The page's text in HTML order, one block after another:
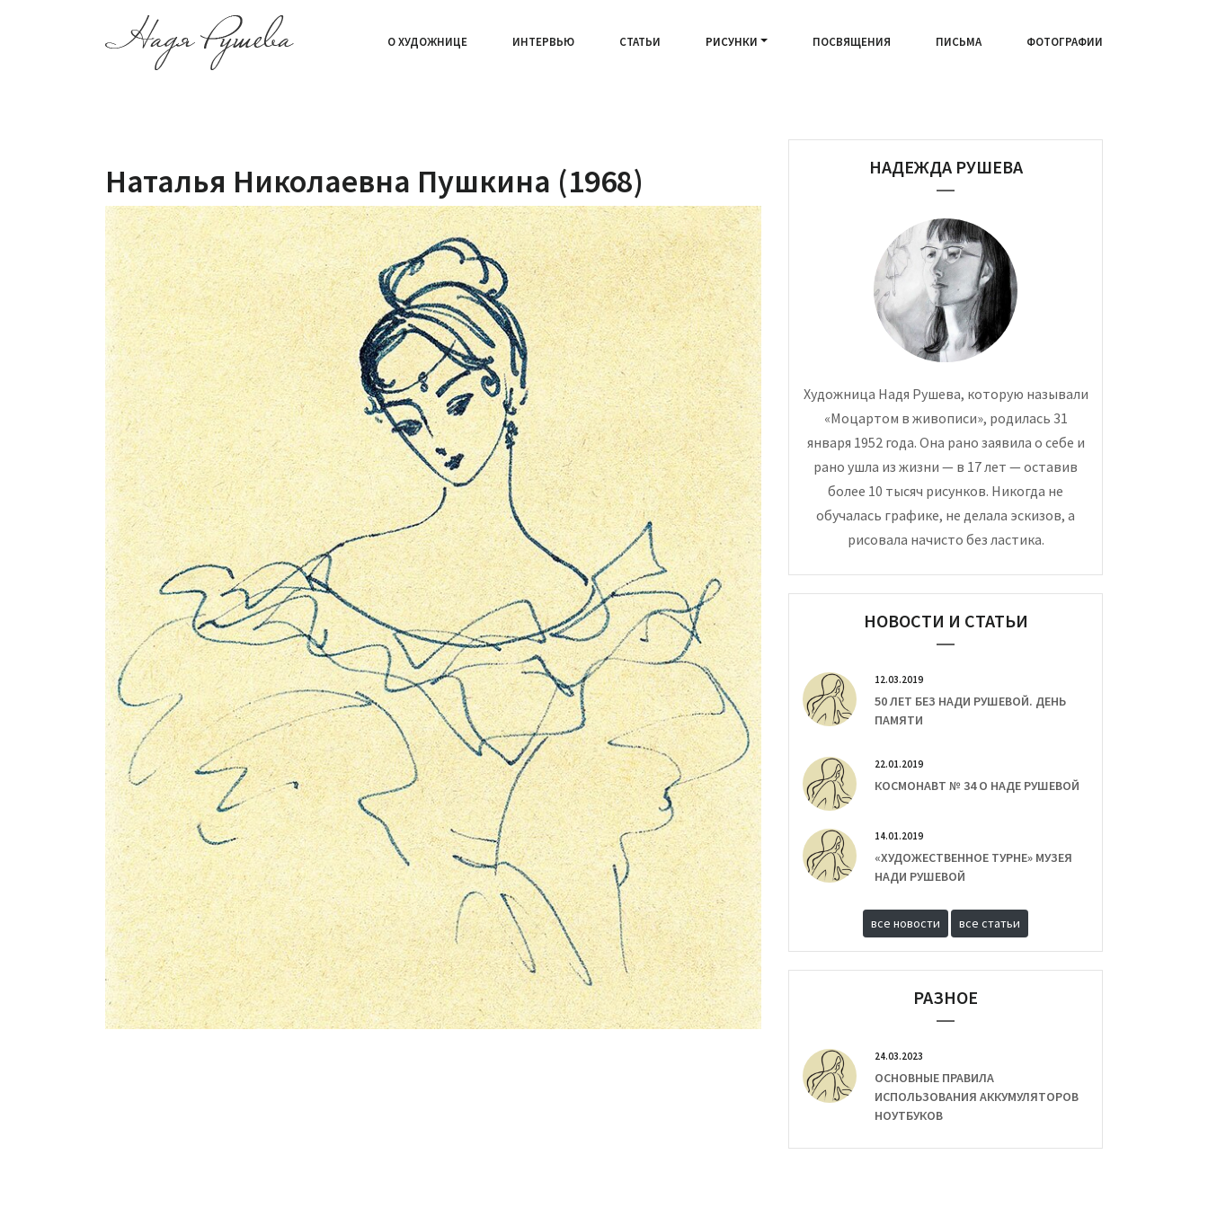
О ХУДОЖНИЦЕ ИНТЕРВЬЮ СТАТЬИ РИСУНКИ ПОСВЯЩЕНИЯ ПИСЬМА ФОТОГРАФИИ
Наталья Николаевна Пушкина (1968) НАДЕЖДА РУШЕВА
Художница Надя Рушева, которую называли
«Моцартом в живописи», родилась 31
января 1952 года. Она рано заявила о себе и
рано ушла из жизни — в 17 лет — оставив
более 10 тысяч рисунков. Никогда не
обучалась графике, не делала эскизов, а
рисовала начисто без ластика.
НОВОСТИ И СТАТЬИ
12.03.2019
50 ЛЕТ БЕЗ НАДИ РУШЕВОЙ. ДЕНЬ
ПАМЯТИ
22.01.2019
КОСМОНАВТ № 34 О НАДЕ РУШЕВОЙ
14.01.2019
«ХУДОЖЕСТВЕННОЕ ТУРНЕ» МУЗЕЯ
НАДИ РУШЕВОЙ
все новости все статьи
РАЗНОЕ
24.03.2023
ОСНОВНЫЕ ПРАВИЛА
ИСПОЛЬЗОВАНИЯ АККУМУЛЯТОРОВ
НОУТБУКОВ